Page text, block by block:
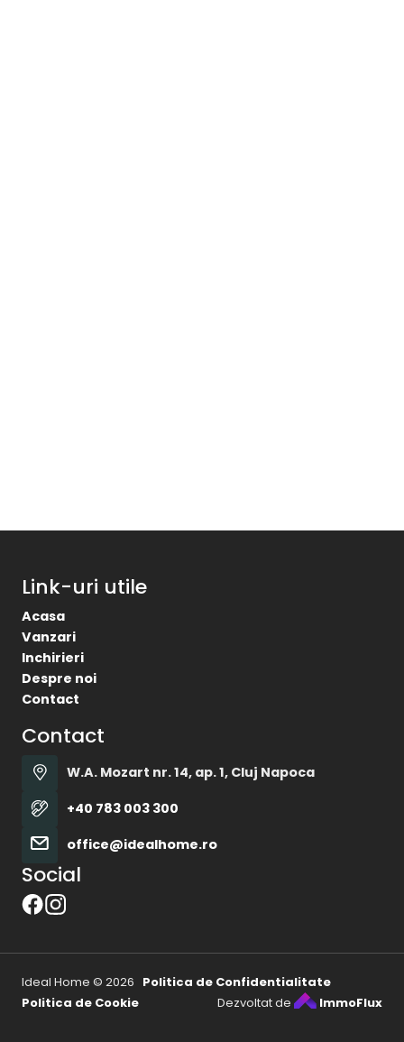
Link-uri utile
Acasa
Vanzari
Inchirieri
Despre noi
Contact
Contact
W.A. Mozart nr. 14, ap. 1, Cluj Napoca
+40 783 003 300
office@idealhome.ro
Social
Ideal Home © 2026 Politica de Confidentialitate
Politica de Cookie
Dezvoltat de ImmoFlux